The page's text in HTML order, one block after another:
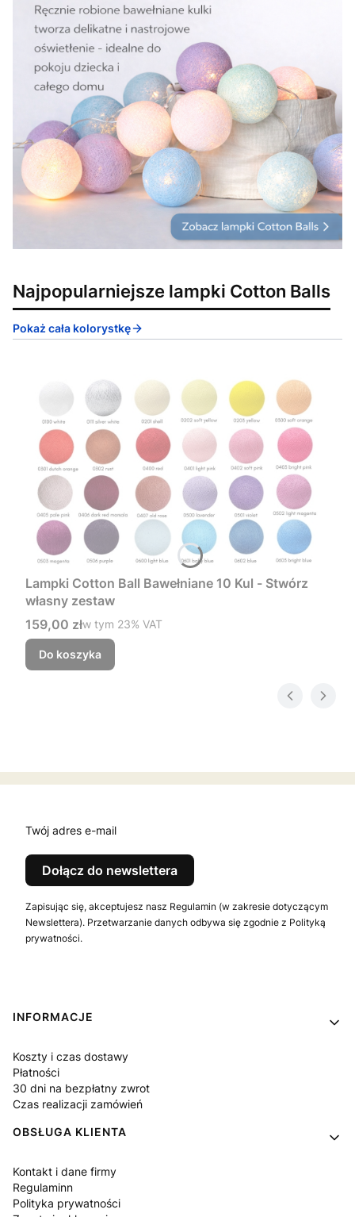
Najpopularniejsze lampki Cotton Balls
Pokaż cała kolorystkę
Lampki Cotton Ball Bawełniane 10 Kul - Stwórz
własny zestaw
Cena brutto
159,00 złw tym %s VAT
w tym 23% VAT
Do koszyka
Twój adres e-mail
Dołącz do newslettera
Zapisując się, akceptujesz nasz Regulamin (w zakresie dotyczącym
Newslettera). Przetwarzanie danych odbywa się zgodnie z Polityką
prywatności.
Linki w stopce
INFORMACJE
Koszty i czas dostawy
Płatności
30 dni na bezpłatny zwrot
Czas realizacji zamówień
OBSŁUGA KLIENTA
Kontakt i dane firmy
Regulaminn
Polityka prywatności